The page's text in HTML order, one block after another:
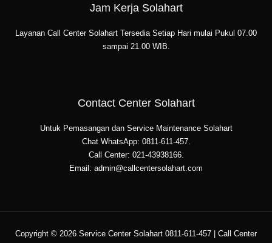
Jam Kerja Solahart
Layanan Call Center Solahart Tersedia Setiap Hari mulai Pukul 07.00
sampai 21.00 WIB.
Contact Center Solahart
Untuk Pemasangan dan Service Maintenance Solahart
Chat WhatsApp: 0811-611-457.
Call Center: 021-43938166.
Email: admin@callcentersolahart.com
Copyright © 2026 Service Center Solahart 0811-611-457 | Call Center